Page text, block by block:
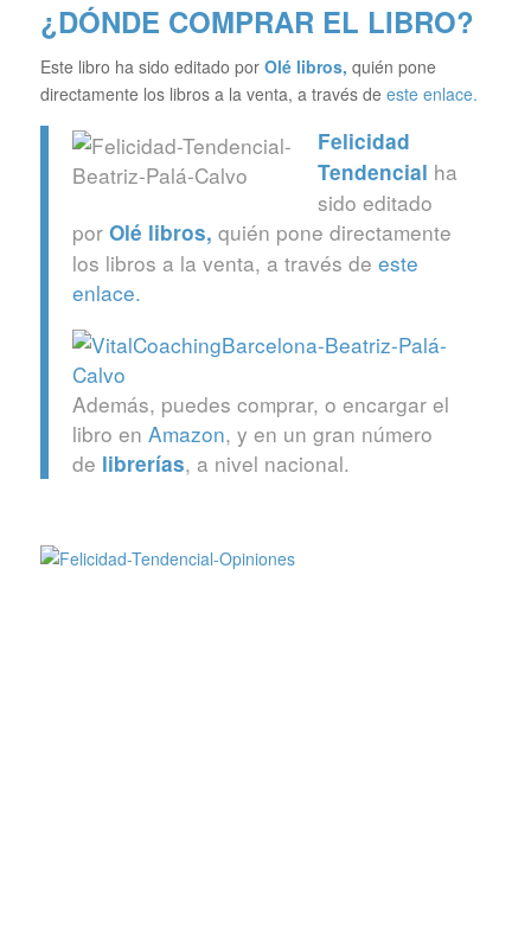
¿DÓNDE COMPRAR EL LIBRO?
Este libro ha sido editado por Olé libros, quién pone
directamente los libros a la venta, a través de este enlace.
Felicidad
Tendencial ha
sido editado
por Olé libros, quién pone directamente
los libros a la venta, a través de este
enlace.
Además, puedes comprar, o encargar el
libro en Amazon, y en un gran número
de librerías, a nivel nacional.